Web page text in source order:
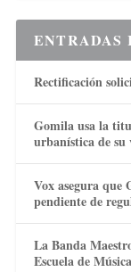
ENTRADAS
Rectificación
Gomila usa la
urbanística de
Vox asegura que
pendiente de
La Banda
Escuela de Música